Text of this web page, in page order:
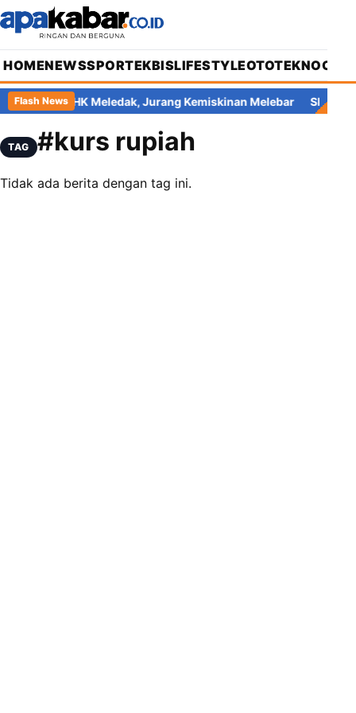
HOMENEWSSPORTEKBISLIFESTYLEOTOTEKNO
Flash News
Ekonomi: PHK Meledak, Jurang Kemiskinan Melebar Skandal
TAG #kurs rupiah
Tidak ada berita dengan tag ini.